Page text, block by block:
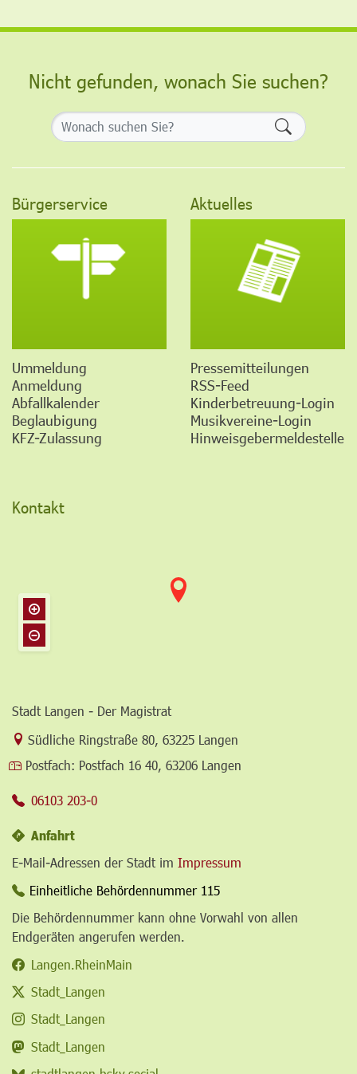
Nicht gefunden, wonach Sie suchen?
Bürgerservice
Ummeldung
Anmeldung
Abfallkalender
Beglaubigung
KFZ-Zulassung
Aktuelles
Pressemitteilungen
RSS-Feed
Kinderbetreuung-Login
Musikvereine-Login
Hinweisgebermeldestelle
Kontakt
Stadt Langen - Der Magistrat
Link zur Google-Maps Navigation
Südliche Ringstraße 80, 63225 Langen
Postfach: Postfach 16 40, 63206 Langen
06103 203-0
Anfahrt
E-Mail-Adressen der Stadt im Impressum
Einheitliche Behördennummer 115
Die Behördennummer kann ohne Vorwahl von allen
Endgeräten angerufen werden.
Langen.RheinMain
Stadt_Langen
Stadt_Langen
Stadt_Langen